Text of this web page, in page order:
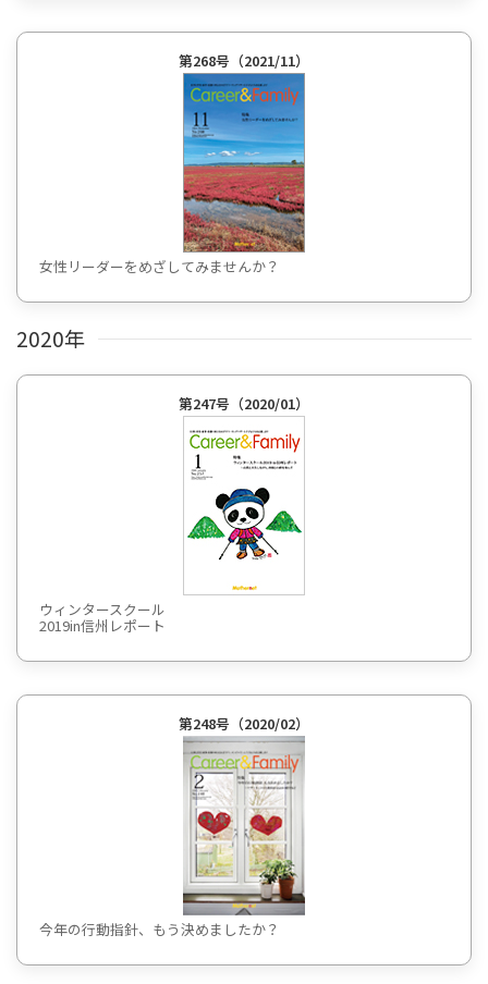
第268号（2021/11）
女性リーダーをめざしてみませんか？
2020年
第247号（2020/01）
ウィンタースクール
2019in信州レポート
第248号（2020/02）
今年の行動指針、もう決めましたか？